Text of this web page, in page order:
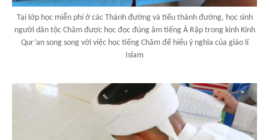
Tại lớp học miễn phí ở các Thánh đường và tiểu thánh đường, học sinh
người dân tộc Chăm được học đọc đúng âm tiếng Ả Rập trong kinh Kinh
Qur’an song song với việc học tiếng Chăm để hiểu ý nghĩa của giáo lí
Islam